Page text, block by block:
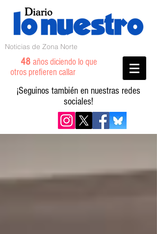
Noticias de Zona Norte
48 años diciendo lo que
otros prefieren callar
¡Seguinos también en nuestras redes
sociales!